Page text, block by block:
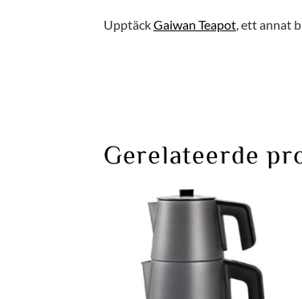
UpptäckGaiwan Teapot, ett annat
Gerelateerde